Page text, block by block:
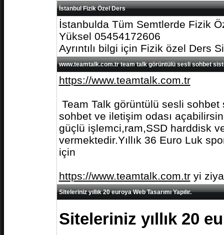
İstanbul Fizik Özel Ders
İstanbulda Tüm Semtlerde Fizik
Yüksel 05454172606
Ayrıntılı bilgi için Fizik özel Ders
www.teamtalk.com.tr team talk görüntülü sesli sohbet
https://www.teamtalk.com.tr
Team Talk görüntülü sesli
sohbet ve iletişim odası
güçlü işlemci,ram,SSD harddisk
vermektedir.Yıllık 36 Euro Luk
için
https://www.teamtalk.com.tryi
Siteleriniz yıllık 20 euroya Web Tasarımı Yapılır.
Siteleriniz yıllık 20